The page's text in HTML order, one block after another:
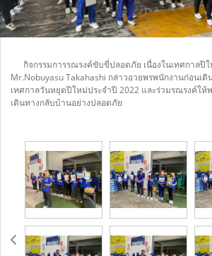
กิจกรรมการรณรงค์ขับขี่ปลอดภัย เนื่องในเทศกาลปีใ
Mr.Nobuyasu Takahashi กล่าวอวยพรพนักงานก่อนเ
เทศกาลวันหยุดปีใหม่ประจำปี 2022 และร่วมรณรงค์ใ
เดินทางกลับบ้านอย่างปลอดภัย